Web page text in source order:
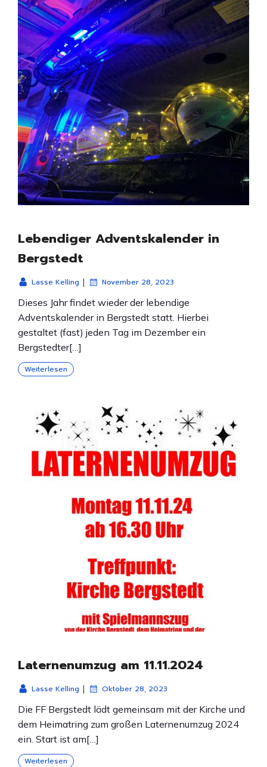
Lebendiger Adventskalender in
Bergstedt
Lasse Kelling | November 28, 2023
Dieses Jahr findet wieder der lebendige
Adventskalender in Bergstedt statt. Hierbei
gestaltet (fast) jeden Tag im Dezember ein
Bergstedter[…]
Weiterlesen
Laternenumzug am 11.11.2024
Lasse Kelling | Oktober 28, 2023
Die FF Bergstedt lädt gemeinsam mit der Kirche und
dem Heimatring zum großen Laternenumzug 2024
ein. Start ist am[…]
Weiterlesen